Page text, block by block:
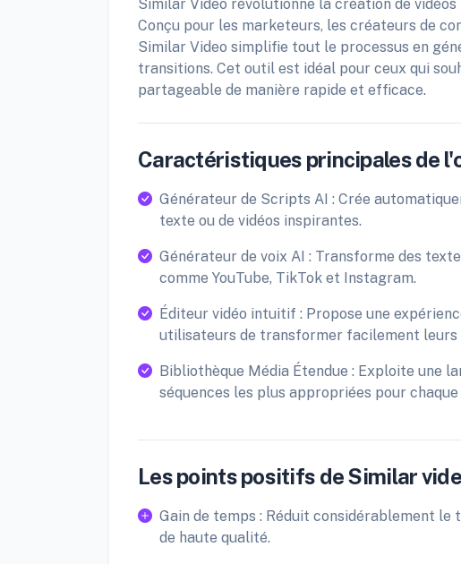
Similar Video révolutionne la création de
Conçu pour les marketeurs, les créateurs de
Similar Video simplifie tout le processus en
transitions. Cet outil est idéal pour ceux qui
partageable de manière rapide et efficace.
Caractéristiques principales de
Générateur de Scripts AI : Crée
texte ou de vidéos inspirantes.
Générateur de voix AI : Transforme des
comme YouTube, TikTok et Instagram.
Éditeur vidéo intuitif : Propose une
utilisateurs de transformer facilement leurs
Bibliothèque Média Étendue : Exploite une
séquences les plus appropriées pour chaque
Les points positifs de Similar
Gain de temps : Réduit considérablement
de haute qualité.